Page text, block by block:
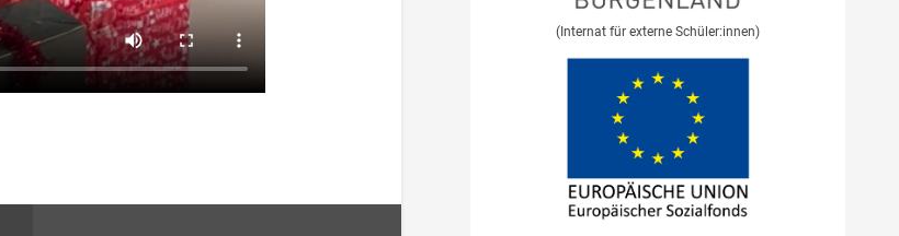
(Internat für externe Schüler:innen)